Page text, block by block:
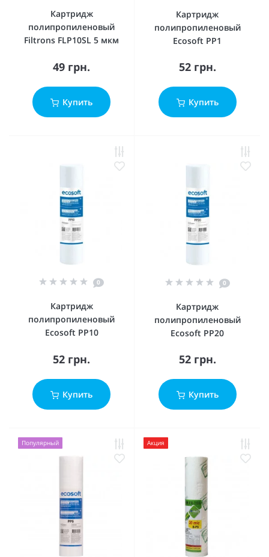
Картридж
полипропиленовый
Filtrons FLP10SL 5 мкм
49 грн.
Купить
Картридж
полипропиленовый
Ecosoft PP1
52 грн.
Купить
0
Картридж
полипропиленовый
Ecosoft PP10
52 грн.
Купить
0
Картридж
полипропиленовый
Ecosoft PP20
52 грн.
Купить
Популярный Акция